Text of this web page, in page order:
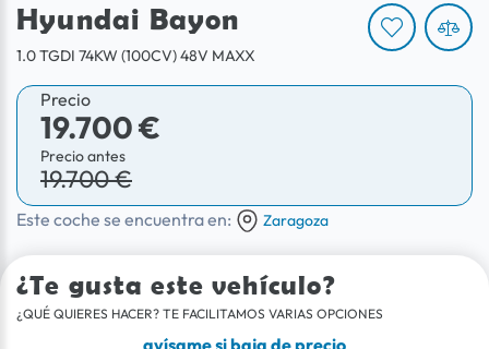
Hyundai Bayon
1.0 TGDI 74KW (100CV) 48V MAXX
Precio
19.700 €
Precio antes
19.700 €
Este coche se encuentra en: Zaragoza
¿Te gusta este vehículo?
¿QUÉ QUIERES HACER? TE FACILITAMOS VARIAS OPCIONES